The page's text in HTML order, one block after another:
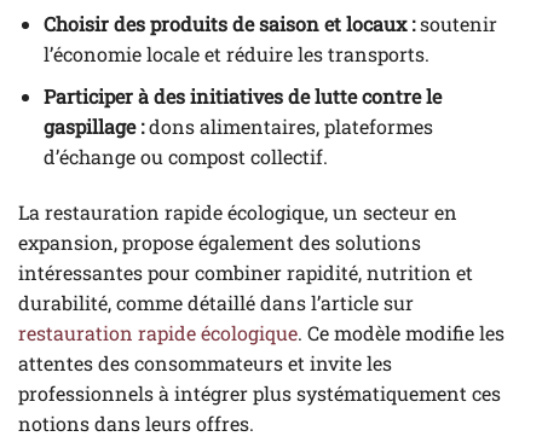
Choisir des produits de saison et locaux :soutenir
l’économie locale et réduire les transports.
Participer à des initiatives de lutte contre le
gaspillage :dons alimentaires, plateformes
d’échange ou compost collectif.
La restauration rapide écologique, un secteur en
expansion, propose également des solutions
intéressantes pour combiner rapidité, nutrition et
durabilité, comme détaillé dans l’article sur
restauration rapide écologique. Ce modèle modifie les
attentes des consommateurs et invite les
professionnels à intégrer plus systématiquement ces
notions dans leurs offres.